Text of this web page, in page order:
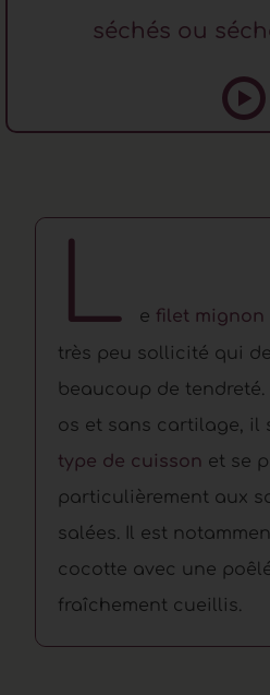
séchés ou
L e filet mignon
très peu sollicité qui
beaucoup de tendreté.
os et sans cartilage, il
type de cuisson et se
particulièrement aux
salées. Il est
cocotte avec une
fraîchement cueillis.